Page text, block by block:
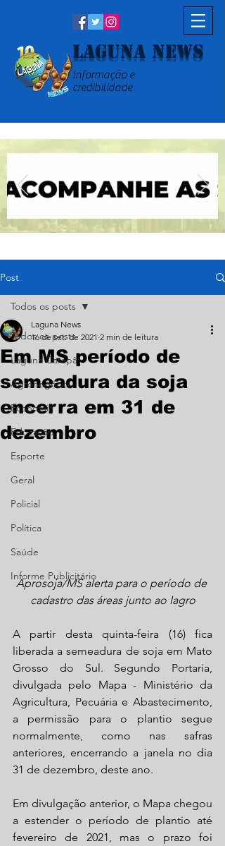
Laguna News
Informação e
credibilidade
Post
Todos os posts
Laguna Carapã
Agronegócio
Economia
Educação
Esporte
Geral
Policial
Política
Saúde
Informe Publicitário
Todos os posts
Em MS período de
semeadura da soja
encerra em 31 de
dezembro
Laguna News
16 de set. de 2021 2 min de leitura
Aprosoja/MS alerta para o período de
cadastro das áreas junto ao Iagro
A partir desta quinta-feira (16) fica
liberada a semeadura de soja em Mato
Grosso do Sul. Segundo Portaria,
divulgada pelo Mapa - Ministério da
Agricultura, Pecuária e Abastecimento,
a permissão para o plantio segue
normalmente, como nas safras
anteriores, encerrando a janela no dia
31 de dezembro, deste ano.
Em divulgação anterior, o Mapa chegou
a estender o período de plantio até
fevereiro de 2021, mas o prazo foi